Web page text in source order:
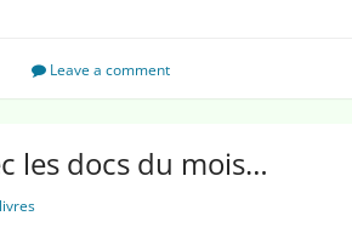
Leave a comment
les docs du mois…